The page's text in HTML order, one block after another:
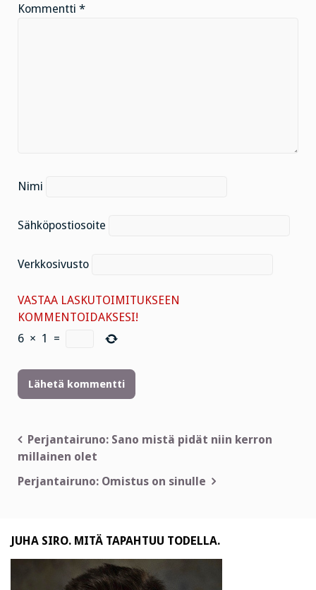
Kommentti *
Nimi
Sähköpostiosoite
Verkkosivusto
VASTAA LASKUTOIMITUKSEEN
KOMMENTOIDAKSESI!
6 × 1 =
Artikkelien
selaus
Perjantairuno: Sano mistä pidät niin kerron
millainen olet
Perjantairuno: Omistus on sinulle
JUHA SIRO. MITÄ TAPAHTUU TODELLA.